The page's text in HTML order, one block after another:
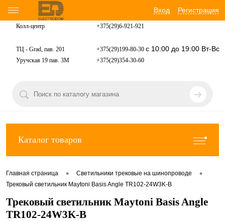
Вход Регистрация
Колл-центр +375(29)6-921-921
ТЦ - Grad, пав. 201 +375(29)199-80-30 с 10:00 до 19:00 Вт-Вс
Уручская 19 пав. 3М +375(29)354-30-60
Каталог товаров
Главная страница • Светильники трековые на шинопроводе •
Трековый светильник Maytoni Basis Angle TR102-24W3K-B
Трековый светильник Maytoni Basis Angle
TR102-24W3K-B